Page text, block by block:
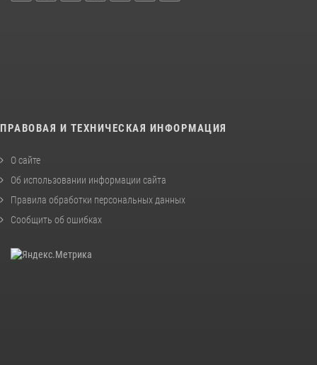
ПРАВОВАЯ И ТЕХНИЧЕСКАЯ ИНФОРМАЦИЯ
О сайте
Об использовании информации сайта
Правила обработки персональных данных
Сообщить об ошибках